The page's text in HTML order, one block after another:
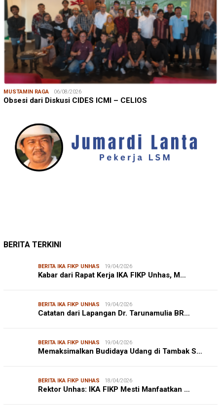
MUSTAMIN RAGA 06/08/2026
Obsesi dari Diskusi CIDES ICMI – CELIOS
JUMARDI LANTA
BERITA TERKINI
BERITA IKA FIKP UNHAS 19/04/2026
Kabar dari Rapat Kerja IKA FIKP Unhas, M…
BERITA IKA FIKP UNHAS 19/04/2026
Catatan dari Lapangan Dr. Tarunamulia BR…
BERITA IKA FIKP UNHAS 19/04/2026
Memaksimalkan Budidaya Udang di Tambak S…
BERITA IKA FIKP UNHAS 18/04/2026
Rektor Unhas: IKA FIKP Mesti Manfaatkan …